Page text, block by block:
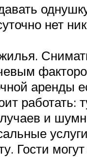
нет
аренды
работать:
и
Гости